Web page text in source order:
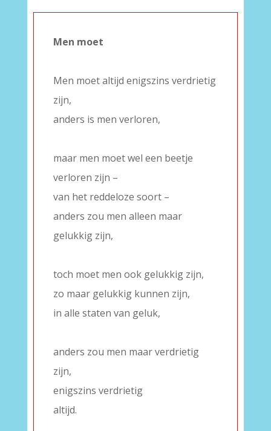
Men moet
Men moet altijd enigszins verdrietig
zijn,
anders is men verloren,
maar men moet wel een beetje
verloren zijn –
van het reddeloze soort –
anders zou men alleen maar
gelukkig zijn,
toch moet men ook gelukkig zijn,
zo maar gelukkig kunnen zijn,
in alle staten van geluk,
anders zou men maar verdrietig
zijn,
enigszins verdrietig
altijd.